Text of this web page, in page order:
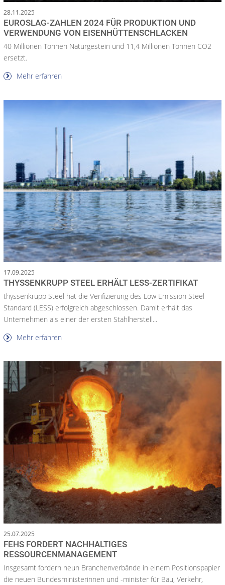
28.11.2025
EUROSLAG-ZAHLEN 2024 FÜR PRODUKTION UND
VERWENDUNG VON EISENHÜTTENSCHLACKEN
40 Millionen Tonnen Naturgestein und 11,4 Millionen Tonnen CO2
ersetzt.
Mehr erfahren
17.09.2025
THYSSENKRUPP STEEL ERHÄLT LESS-ZERTIFIKAT
thyssenkrupp Steel hat die Verifizierung des Low Emission Steel
Standard (LESS) erfolgreich abgeschlossen. Damit erhält das
Unternehmen als einer der ersten Stahlherstell...
Mehr erfahren
25.07.2025
FEHS FORDERT NACHHALTIGES
RESSOURCENMANAGEMENT
Insgesamt fordern neun Branchenverbände in einem Positionspapier
die neuen Bundesministerinnen und -minister für Bau, Verkehr,